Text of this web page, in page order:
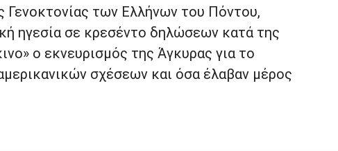
Γενοκτονίας των Ελλήνων του Πόντου,
ηγεσία σε κρεσέντο δηλώσεων κατά της
ο εκνευρισμός της Άγκυρας για το
σχέσεων και όσα έλαβαν μέρος